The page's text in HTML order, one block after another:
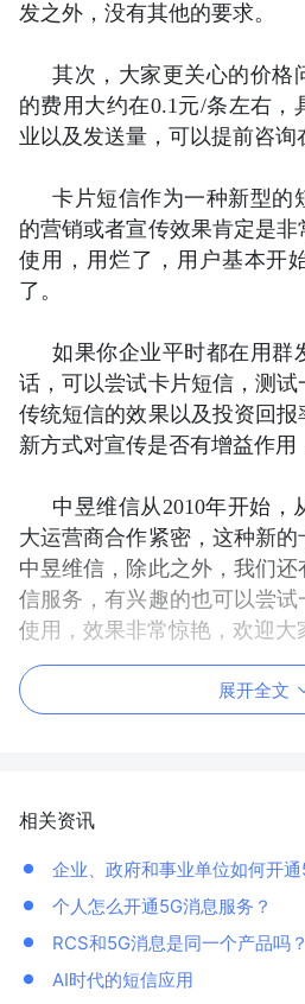
发之外，没有其他的要求。
其次，大家更关心的价格
的费用大约在0.1元/条左右，
业以及发送量，可以提前咨询
卡片短信作为一种新型的
的营销或者宣传效果肯定是
使用，用烂了，用户基本开
了。
如果你企业平时都在用群
话，可以尝试卡片短信，测
传统短信的效果以及投资回
新方式对宣传是否有增益作用
中昱维信从2010年开始，
大运营商合作紧密，这种新
中昱维信，除此之外，我们还
信服务，有兴趣的也可以尝
使用，效果非常惊艳，欢迎大
展开全文
相关资讯
企业、政府和事业单位如何开通
个人怎么开通5G消息服务？
RCS和5G消息是同一个产品吗
AI时代的短信应用